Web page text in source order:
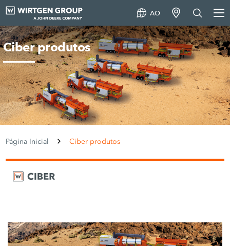
AO
Ciber produtos
Página Inicial Ciber produtos